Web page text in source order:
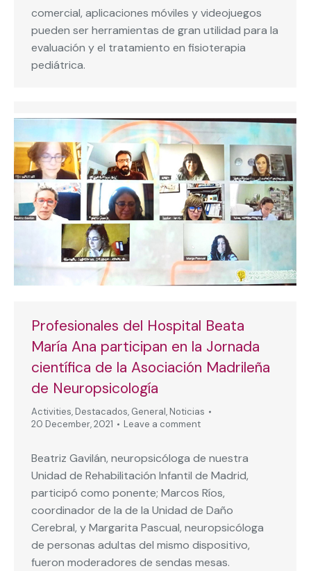
comercial, aplicaciones móviles y videojuegos
pueden ser herramientas de gran utilidad para la
evaluación y el tratamiento en fisioterapia
pediátrica.
Profesionales del Hospital Beata
María Ana participan en la Jornada
científica de la Asociación Madrileña
de Neuropsicología
Activities, Destacados, General, Noticias
20 December, 2021
Leave a comment
Beatriz Gavilán, neuropsicóloga de nuestra
Unidad de Rehabilitación Infantil de Madrid,
participó como ponente; Marcos Ríos,
coordinador de la de la Unidad de Daño
Cerebral, y Margarita Pascual, neuropsicóloga
de personas adultas del mismo dispositivo,
fueron moderadores de sendas mesas.